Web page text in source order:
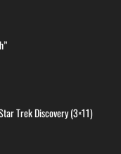
Trek Discovery (3×11)